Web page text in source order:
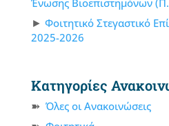
Ένωσης Βιοεπιστημόνων
Φοιτητικό Στεγαστικό
2025-2026
Κατηγορίες
Όλες οι Ανακοινώσεις